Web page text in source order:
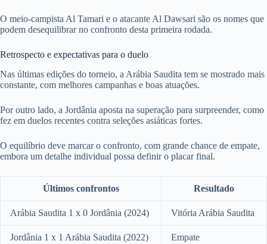
O meio-campista Al Tamari e o atacante Al Dawsari são os nomes que
podem desequilibrar no confronto desta primeira rodada.
Retrospecto e expectativas para o duelo
Nas últimas edições do torneio, a Arábia Saudita tem se mostrado mais
constante, com melhores campanhas e boas atuações.
Por outro lado, a Jordânia aposta na superação para surpreender, como
fez em duelos recentes contra seleções asiáticas fortes.
O equilíbrio deve marcar o confronto, com grande chance de empate,
embora um detalhe individual possa definir o placar final.
Últimos confrontos Resultado
Arábia Saudita 1 x 0 Jordânia (2024) Vitória Arábia Saudita
Jordânia 1 x 1 Arábia Saudita (2022) Empate